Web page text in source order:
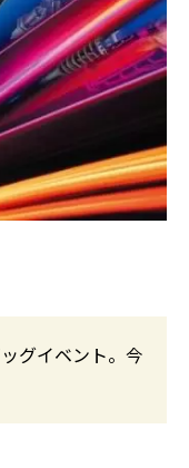
グイベント。今